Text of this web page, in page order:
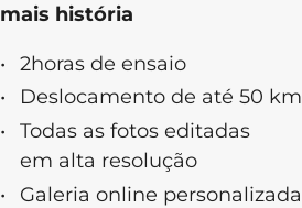
mais história
2horas de ensaio
Deslocamento de até 50 km
Todas as fotos editadas
em alta resolução
Galeria online personalizada